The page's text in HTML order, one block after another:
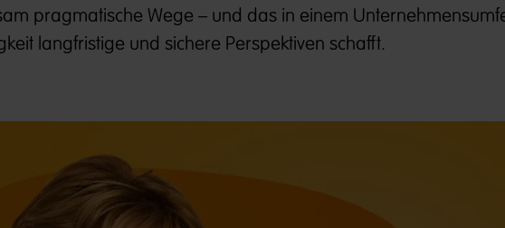
pragmatische Wege – und das in einem
langfristige und sichere Perspektiven schafft.